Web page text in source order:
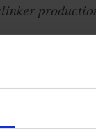
des cimentiers,
capteurs de
de
du ciment,
:
de température